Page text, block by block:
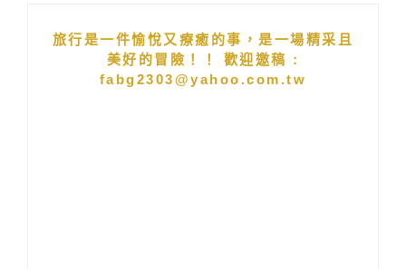
旅行是一件愉悅又療癒的事，是一場精采且
美好的冒險！！ 歡迎邀稿 :
fabg2303@yahoo.com.tw